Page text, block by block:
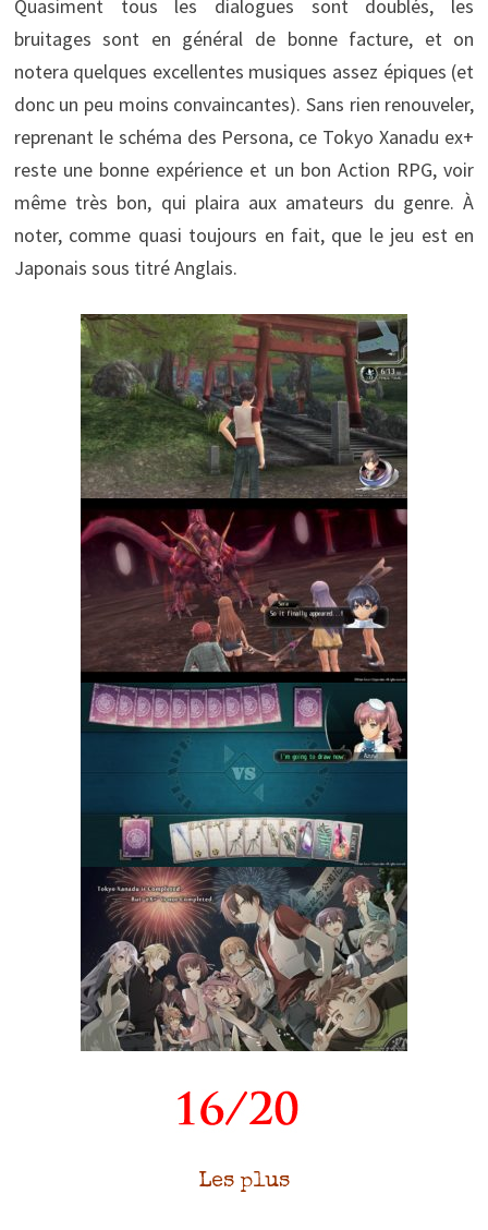
Quasiment tous les dialogues sont doublés, les
bruitages sont en général de bonne facture, et on
notera quelques excellentes musiques assez épiques (et
donc un peu moins convaincantes). Sans rien renouveler,
reprenant le schéma des Persona, ce Tokyo Xanadu ex+
reste une bonne expérience et un bon Action RPG, voir
même très bon, qui plaira aux amateurs du genre. À
noter, comme quasi toujours en fait, que le jeu est en
Japonais sous titré Anglais.
Les plus